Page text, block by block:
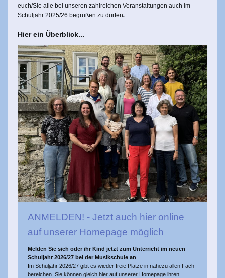
euch/Sie alle bei unseren zahlreichen Veranstaltungen auch im
Schuljahr 2025/26 begrüßen zu dürfen.
Hier ein Überblick...
ANMELDEN! - Jetzt auch hier online
auf unserer Homepage möglich
Melden Sie sich oder ihr Kind jetzt zum Unterricht im neuen
Schuljahr 2026/27 bei der Musikschule an
Im Schuljahr 2026/27 gibt es wieder freie Plätze in nahezu allen Fach-
bereichen. Sie können gleich hier auf unserer Homepage ihren